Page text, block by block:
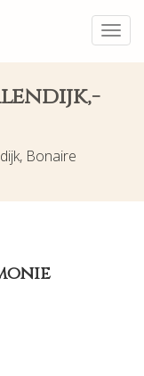
Bonaire